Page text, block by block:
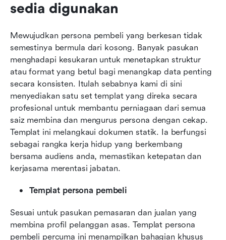
sedia digunakan
Mewujudkan persona pembeli yang berkesan tidak
semestinya bermula dari kosong. Banyak pasukan
menghadapi kesukaran untuk menetapkan struktur
atau format yang betul bagi menangkap data penting
secara konsisten. Itulah sebabnya kami di sini
menyediakan satu set templat yang direka secara
profesional untuk membantu perniagaan dari semua
saiz membina dan mengurus persona dengan cekap.
Templat ini melangkaui dokumen statik. Ia berfungsi
sebagai rangka kerja hidup yang berkembang
bersama audiens anda, memastikan ketepatan dan
kerjasama merentasi jabatan.
Templat persona pembeli
Sesuai untuk pasukan pemasaran dan jualan yang
membina profil pelanggan asas. Templat persona
pembeli percuma ini menampilkan bahagian khusus